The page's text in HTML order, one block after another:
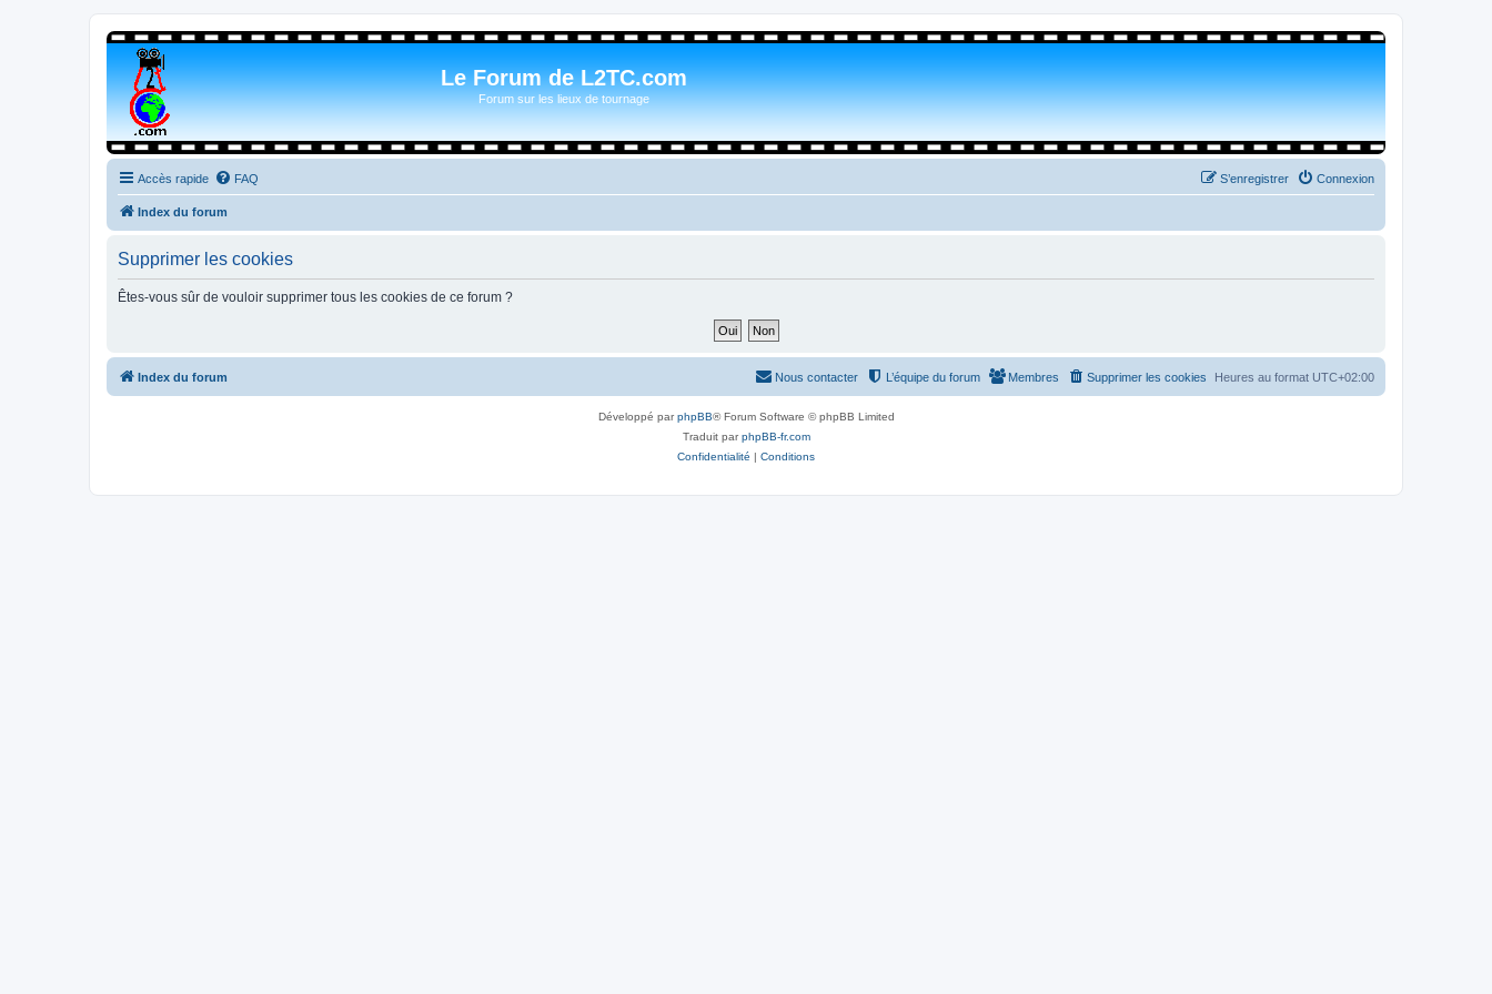
Le Forum de L2TC.com
Forum sur les lieux de tournage
Accès rapide FAQ Connexion
S’enregistrer
Index du forum
Supprimer les cookies
Êtes-vous sûr de vouloir supprimer tous les cookies de ce forum ?
Index du forum Heures au format UTC+02:00
Supprimer les cookies
Membres
L’équipe du forum
Nous contacter
Développé parphpBB® Forum Software © phpBB Limited
Traduit parphpBB-fr.com
Confidentialité | Conditions